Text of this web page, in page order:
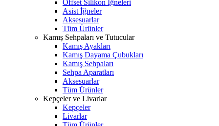
Offset Silikon İğneleri
Asist İğneler
Aksesuarlar
Tüm Ürünler
Kamış Sehpaları ve Tutucular
Kamış Ayakları
Kamış Dayama Çubukları
Kamış Sehpaları
Sehpa Aparatları
Aksesuarlar
Tüm Ürünler
Kepçeler ve Livarlar
Kepçeler
Livarlar